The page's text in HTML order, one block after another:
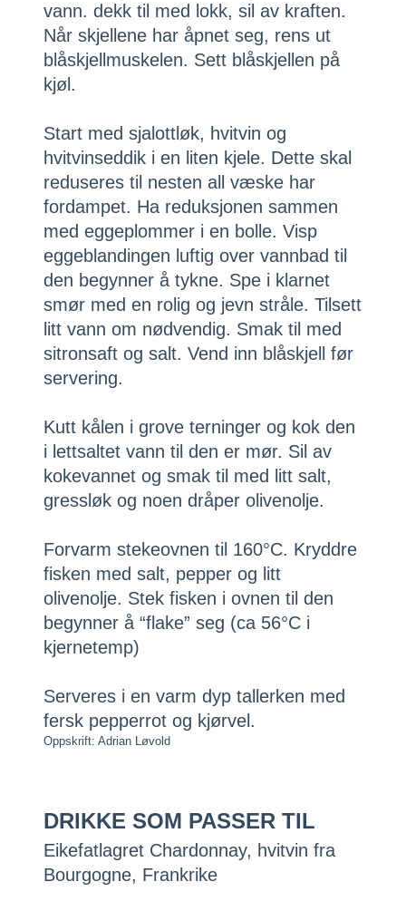
vann. dekk til med lokk, sil av kraften.
Når skjellene har åpnet seg, rens ut
blåskjellmuskelen. Sett blåskjellen på
kjøl.
Start med sjalottløk, hvitvin og
hvitvinseddik i en liten kjele. Dette skal
reduseres til nesten all væske har
fordampet. Ha reduksjonen sammen
med eggeplommer i en bolle. Visp
eggeblandingen luftig over vannbad til
den begynner å tykne. Spe i klarnet
smør med en rolig og jevn stråle. Tilsett
litt vann om nødvendig. Smak til med
sitronsaft og salt. Vend inn blåskjell før
servering.
Kutt kålen i grove terninger og kok den
i lettsaltet vann til den er mør. Sil av
kokevannet og smak til med litt salt,
gressløk og noen dråper olivenolje.
Forvarm stekeovnen til 160°C. Kryddre
fisken med salt, pepper og litt
olivenolje. Stek fisken i ovnen til den
begynner å “flake” seg (ca 56°C i
kjernetemp)
Serveres i en varm dyp tallerken med
fersk pepperrot og kjørvel.
Oppskrift: Adrian Løvold
DRIKKE SOM PASSER TIL
Eikefatlagret Chardonnay, hvitvin fra
Bourgogne, Frankrike